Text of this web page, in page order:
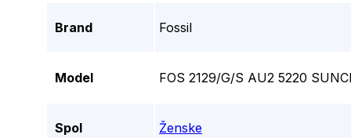
Brand Fossil
Model FOS 2129/G/S AU2 5220
Spol Ženske